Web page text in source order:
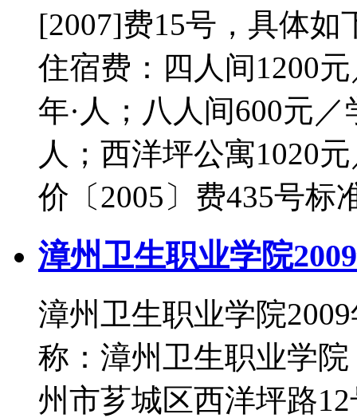
[2007]费15号，具体如
住宿费：四人间1200
年·人；八人间600元
人；西洋坪公寓1020
价〔2005〕费435号标
漳州卫生职业学院
漳州卫生职业学院
称：漳州卫生职业学
州市芗城区西洋坪路